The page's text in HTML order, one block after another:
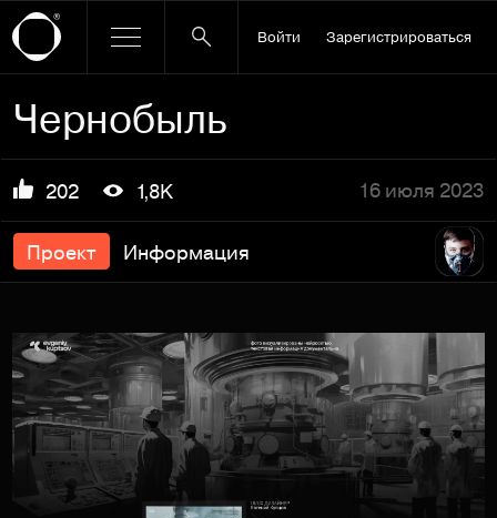
Войти Зарегистрироваться
Чернобыль
202 1,8K 16 июля 2023
Проект Информация